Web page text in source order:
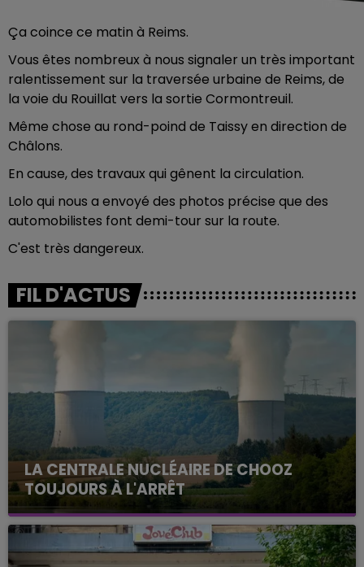
Ça coince ce matin à Reims.
Vous êtes nombreux à nous signaler un très important
ralentissement sur la traversée urbaine de Reims, de
la voie du Rouillat vers la sortie Cormontreuil.
Même chose au rond-poind de Taissy en direction de
Châlons.
En cause, des travaux qui gênent la circulation.
Lolo qui nous a envoyé des photos précise que des
automobilistes font demi-tour sur la route.
C'est très dangereux.
FIL D'ACTUS
LA CENTRALE NUCLÉAIRE DE CHOOZ
TOUJOURS À L'ARRÊT
Cela fait déjà une semaine que la centrale
nucléaire ardennaise est à l'arrêt. Une situation
justifiée par la sécheresse intense qui est toujours